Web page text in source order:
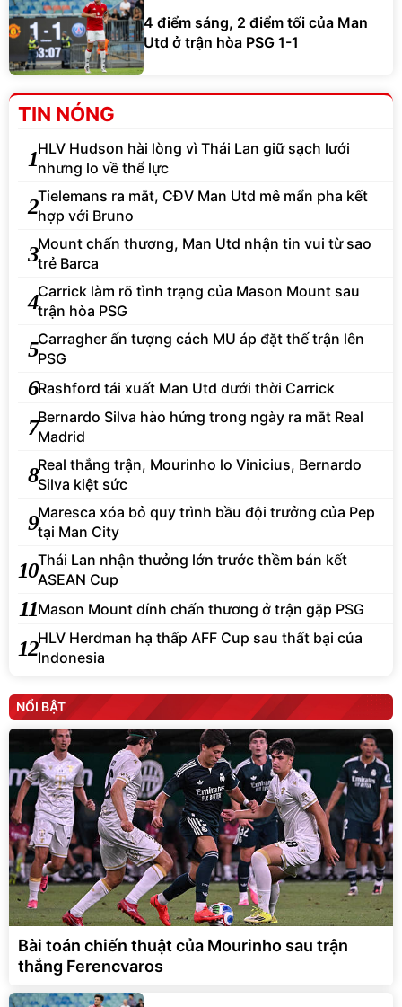
4 điểm sáng, 2 điểm tối của Man
Utd ở trận hòa PSG 1-1
TIN NÓNG
1HLV Hudson hài lòng vì Thái Lan giữ sạch lưới
nhưng lo về thể lực
2Tielemans ra mắt, CĐV Man Utd mê mẩn pha kết
hợp với Bruno
3Mount chấn thương, Man Utd nhận tin vui từ sao
trẻ Barca
4Carrick làm rõ tình trạng của Mason Mount sau
trận hòa PSG
5Carragher ấn tượng cách MU áp đặt thế trận lên
PSG
6Rashford tái xuất Man Utd dưới thời Carrick
7Bernardo Silva hào hứng trong ngày ra mắt Real
Madrid
8Real thắng trận, Mourinho lo Vinicius, Bernardo
Silva kiệt sức
9Maresca xóa bỏ quy trình bầu đội trưởng của Pep
tại Man City
10Thái Lan nhận thưởng lớn trước thềm bán kết
ASEAN Cup
11Mason Mount dính chấn thương ở trận gặp PSG
12HLV Herdman hạ thấp AFF Cup sau thất bại của
Indonesia
NỔI BẬT
Bài toán chiến thuật của Mourinho sau trận
thắng Ferencvaros